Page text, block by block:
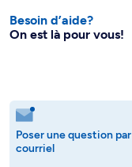
Besoin d’aide?
On est là pour vous!
Poser une question par
courriel